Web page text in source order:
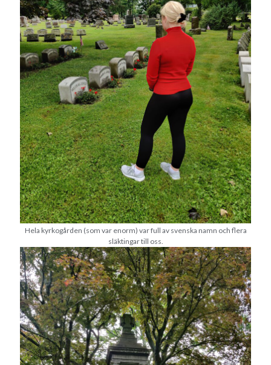
Hela kyrkogården (som var enorm) var full av svenska namn och flera
släktingar till oss.